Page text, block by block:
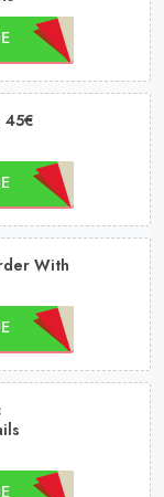
45€
With